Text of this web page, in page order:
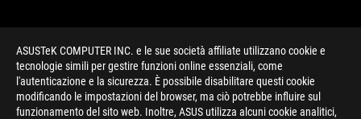
ASUSTeK COMPUTER INC. e le sue società affiliate utilizzano cookie e
tecnologie simili per gestire funzioni online essenziali, come
l'autenticazione e la sicurezza. È possibile disabilitare questi cookie
modificando le impostazioni del browser, ma ciò potrebbe influire sul
funzionamento del sito web. Inoltre, ASUS utilizza alcuni cookie analitici,